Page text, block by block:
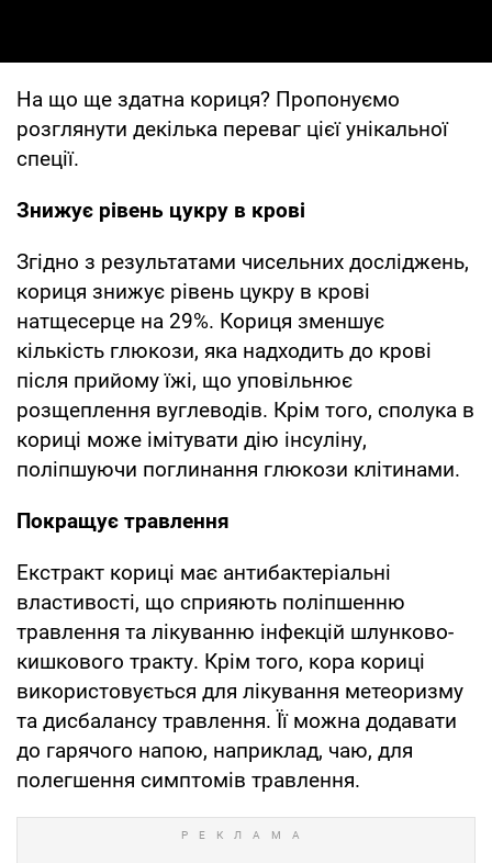
На що ще здатна кориця? Пропонуємо
розглянути декілька переваг цієї унікальної
спеції.
Знижує рівень цукру в крові
Згідно з результатами чисельних досліджень,
кориця знижує рівень цукру в крові
натщесерце на 29%. Кориця зменшує
кількість глюкози, яка надходить до крові
після прийому їжі, що уповільнює
розщеплення вуглеводів. Крім того, сполука в
кориці може імітувати дію інсуліну,
поліпшуючи поглинання глюкози клітинами.
Покращує травлення
Екстракт кориці має антибактеріальні
властивості, що сприяють поліпшенню
травлення та лікуванню інфекцій шлунково-
кишкового тракту. Крім того, кора кориці
використовується для лікування метеоризму
та дисбалансу травлення. Її можна додавати
до гарячого напою, наприклад, чаю, для
полегшення симптомів травлення.